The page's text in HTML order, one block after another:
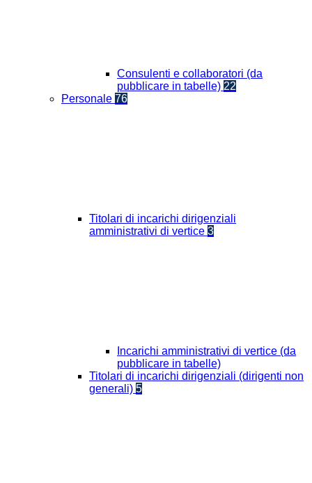
Consulenti e collaboratori (da
pubblicare in tabelle) 22
Personale 76
Titolari di incarichi dirigenziali
amministrativi di vertice 3
Incarichi amministrativi di vertice (da
pubblicare in tabelle)
Titolari di incarichi dirigenziali (dirigenti non
generali) 5